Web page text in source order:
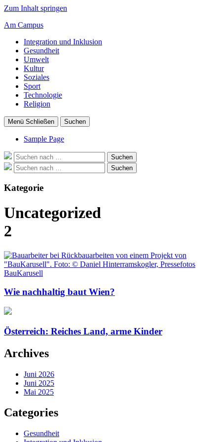
Zum Inhalt springen
Am Campus
Integration und Inklusion
Gesundheit
Umwelt
Kultur
Soziales
Sport
Technologie
Religion
Menü Schließen Suchen
Sample Page
Suche
nach:
Suchen
Suche
nach:
Suchen
Kategorie
Uncategorized
2
Wie nachhaltig baut Wien?
Österreich: Reiches Land, arme Kinder
Archives
Juni 2026
Juni 2025
Mai 2025
Categories
Gesundheit